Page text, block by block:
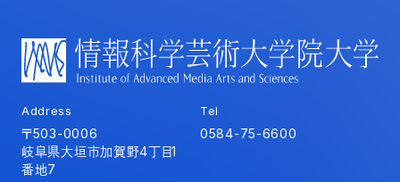
Address
〒503-0006
岐阜県大垣市加賀野4丁目1
番地7
Tel
0584-75-6600